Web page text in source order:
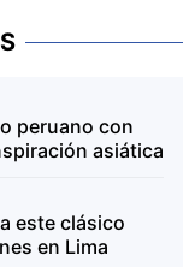
peruano con
asiática
este clásico
en Lima